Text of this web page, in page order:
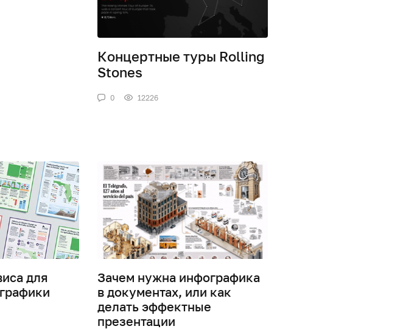
Концертные туры Rolling
Stones
0 12226
для
Зачем нужна инфографика
в документах, или как
делать эффектные
презентации